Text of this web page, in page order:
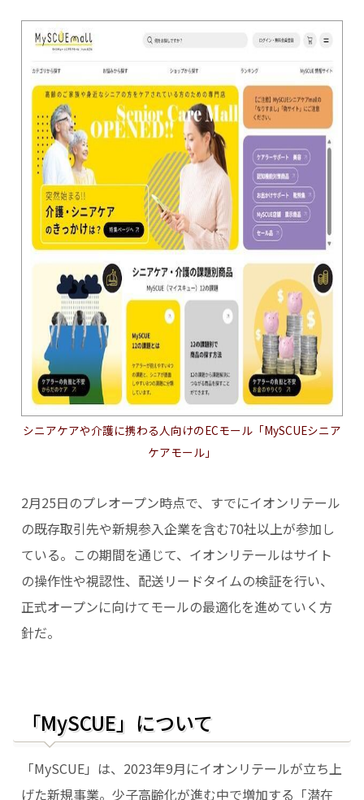
シニアケアや介護に携わる人向けのECモール「MySCUEシニア
ケアモール」
2月25日のプレオープン時点で、すでにイオンリテール
の既存取引先や新規参入企業を含む70社以上が参加し
ている。この期間を通じて、イオンリテールはサイト
の操作性や視認性、配送リードタイムの検証を行い、
正式オープンに向けてモールの最適化を進めていく方
針だ。
「MySCUE」について
「MySCUE」は、2023年9月にイオンリテールが立ち上
げた新規事業。少子高齢化が進む中で増加する「潜在